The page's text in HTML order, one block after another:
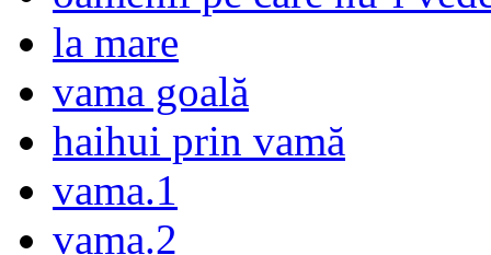
la mare
vama goală
haihui prin vamă
vama.1
vama.2